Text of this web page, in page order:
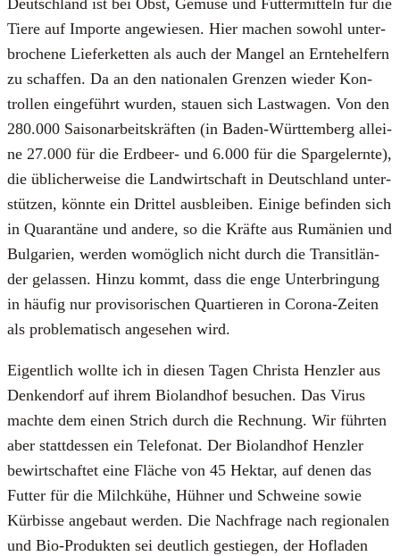
Deutsch­land ist bei Obst, Gemü­se und Fut­ter­mit­teln für die
Tie­re auf Impor­te ange­wie­sen. Hier machen sowohl unter­
bro­che­ne Lie­fer­ket­ten als auch der Man­gel an Ern­te­hel­fern
zu schaf­fen. Da an den natio­na­len Gren­zen wie­der Kon­
trol­len ein­ge­führt wur­den, stau­en sich Last­wa­gen. Von den
280.000 Sai­son­ar­beits­kräf­ten (in Baden-Würt­tem­berg allei­
ne 27.000 für die Erd­beer- und 6.000 für die Spar­gel­ern­te),
die übli­cher­wei­se die Land­wirt­schaft in Deutsch­land unter­
stüt­zen, könn­te ein Drit­tel aus­blei­ben. Eini­ge befin­den sich
in Qua­ran­tä­ne und ande­re, so die Kräf­te aus Rumä­ni­en und
Bul­ga­ri­en, wer­den womög­lich nicht durch die Tran­sit­län­
der gelas­sen. Hin­zu kommt, dass die enge Unter­brin­gung
in häu­fig nur pro­vi­so­ri­schen Quar­tie­ren in Coro­na-Zei­ten
als pro­ble­ma­tisch ange­se­hen wird.
Eigent­lich woll­te ich in die­sen Tagen Chris­ta Hen­z­ler aus
Den­ken­dorf auf ihrem Bio­land­hof besu­chen. Das Virus
mach­te dem einen Strich durch die Rech­nung. Wir führ­ten
aber statt­des­sen ein Tele­fo­nat. Der Bio­land­hof Hen­z­ler
bewirt­schaf­tet eine Flä­che von 45 Hekt­ar, auf denen das
Fut­ter für die Milch­kü­he, Hüh­ner und Schwei­ne sowie
Kür­bis­se ange­baut wer­den. Die Nach­fra­ge nach regio­na­len
und Bio-Pro­duk­ten sei deut­lich gestie­gen, der Hof­la­den